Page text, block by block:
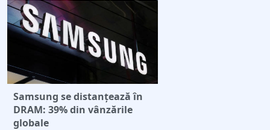
Samsung se distanțează în
DRAM: 39% din vânzările
globale